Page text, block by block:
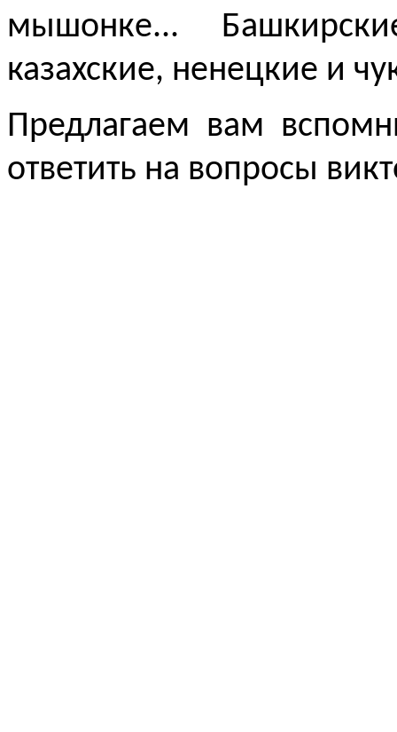
мышонке...
казахские, ненецкие и
Предлагаем вам
ответить на вопросы